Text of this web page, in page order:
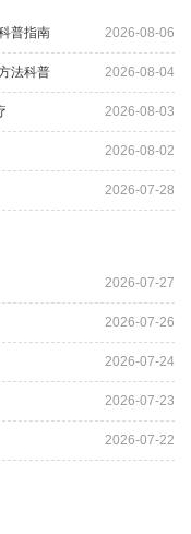
普指南 2026-08-06
法科普 2026-08-04
2026-08-03
2026-08-02
2026-07-28
2026-07-27
2026-07-26
2026-07-24
2026-07-23
2026-07-22